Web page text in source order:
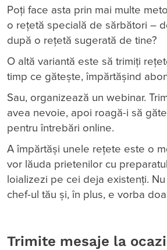
Poți face asta prin mai multe
o rețetă specială de sărbători –
după o rețetă sugerată de tine?
O altă variantă este să trimiți
timp ce gătește, împărtășind
Sau, organizează un webinar.
avea nevoie, apoi roagă-i să
pentru întrebări online.
A împărtăși unele rețete este o
vor lăuda prietenilor cu
loializezi pe cei deja existenți.
chef-ul tău și, în plus, e vorba
Trimite mesaje la